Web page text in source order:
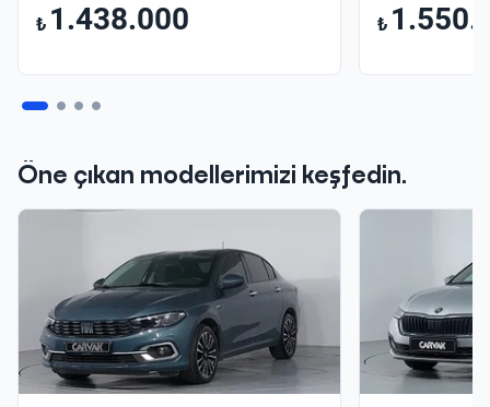
₺ 1.438.000 ₺
Öne çıkan modellerimizi keşfedin.